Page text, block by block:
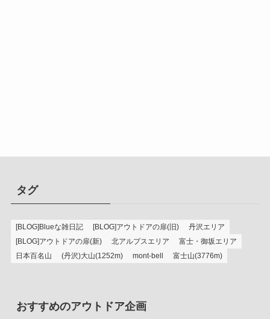
タグ
[BLOG]Blueな雑日記 [BLOG]アウトドアの扉(旧)
丹沢エリア
[BLOG]アウトドアの扉(新)
北アルプスエリア
富士・御坂エリア
日本百名山
(丹沢)大山(1252m) mont-bell 富士山(3776m)
おすすめのアウトドア企画